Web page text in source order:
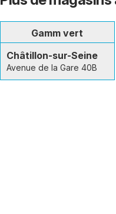
Gamm vert
Châtillon-sur-Seine
Avenue de la Gare 40B